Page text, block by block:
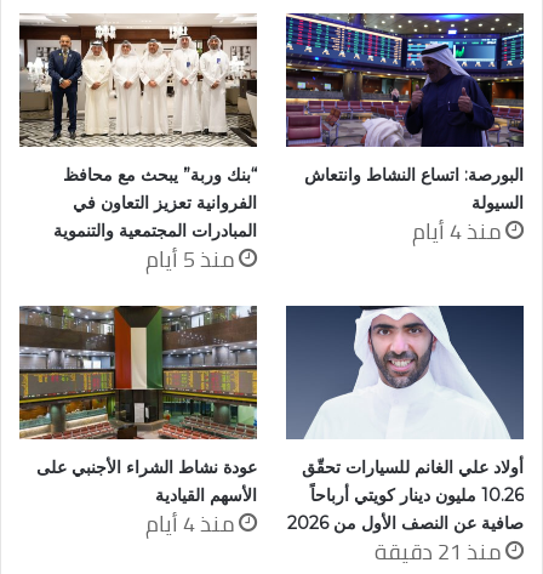
البورصة: اتساع النشاط وانتعاش
السيولة
منذ 4 أيام
“بنك وربة” يبحث مع محافظ
الفروانية تعزيز التعاون في
المبادرات المجتمعية والتنموية
منذ 5 أيام
أولاد علي الغانم للسيارات تحقّق
10.26 مليون دينار كويتي أرباحاً
صافية عن النصف الأول من 2026
منذ 21 دقيقة
عودة نشاط الشراء الأجنبي على
الأسهم القيادية
منذ 4 أيام